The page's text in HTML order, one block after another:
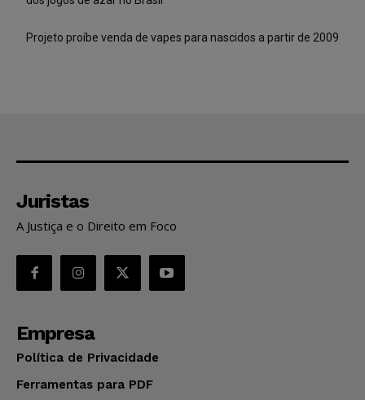
Projeto proíbe venda de vapes para nascidos a partir de 2009
Juristas
A Justiça e o Direito em Foco
Empresa
Política de Privacidade
Ferramentas para PDF